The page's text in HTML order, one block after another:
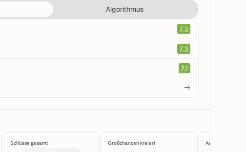
Algorithmus
7.3
7.3
7.1
Schüsse gesamt Großchancen kreiert Aufstellung